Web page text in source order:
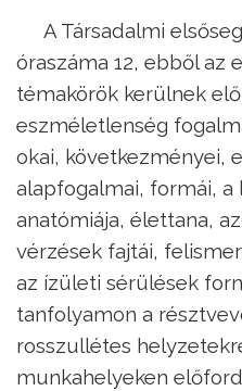
A Társadalmi
óraszáma 12, ebből az
témakörök kerülnek
eszméletlenség
okai, következményei,
alapfogalmai, formái, a
anatómiája, élettana,
vérzések fajtái,
az ízületi sérülések
tanfolyamon a
rosszullétes
munkahelyeken